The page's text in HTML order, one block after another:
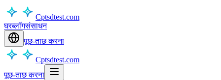
Cptsdtest.com
घरब्लॉगसंसाधन
पूछ-ताछ करना
Cptsdtest.com
पूछ-ताछ करना